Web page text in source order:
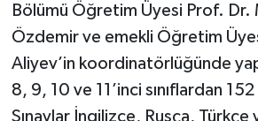
Bölümü Öğretim Üyesi Prof. Dr.
Özdemir ve emekli Öğretim
Aliyev’in koordinatörlüğünde
8, 9, 10 ve 11’inci sınıflardan
Sınavlar İngilizce, Rusça,